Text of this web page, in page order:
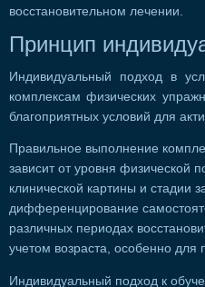
восстановительном лечении.
Принцип
Индивидуальный подход в
комплексам физических
благоприятных условий для
Правильное выполнение
зависит от уровня физической
клинической картины и стадии
дифференцирование
различных периодах
учетом возраста, особенно для
Индивидуальный подход к